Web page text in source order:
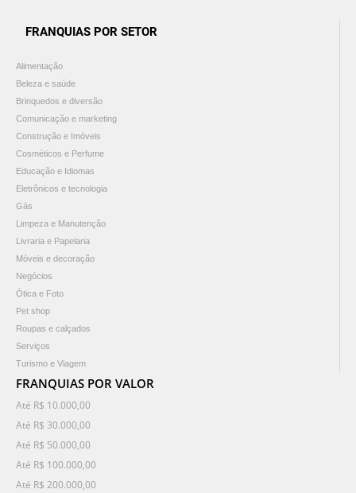
FRANQUIAS POR SETOR
Alimentação
Beleza e saúde
Brinquedos e diversão
Comunicação e marketing
Construção e Imóveis
Cosméticos e Perfume
Educação e Idiomas
Eletrônicos e tecnologia
Gás
Limpeza e Manutenção
Livraria e Papelaria
Móveis e decoração
Negócios
Ótica e Foto
Pet shop
Roupas e calçados
Serviços
Turismo e Viagem
FRANQUIAS POR VALOR
Até R$ 10.000,00
Até R$ 30.000,00
Até R$ 50.000,00
Até R$ 100.000,00
Até R$ 200.000,00